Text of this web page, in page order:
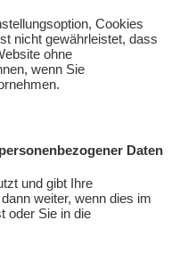
Cookies
nicht gewährleistet, dass
ohne
wenn Sie
Daten
und gibt Ihre
weiter, wenn dies im
oder Sie in die